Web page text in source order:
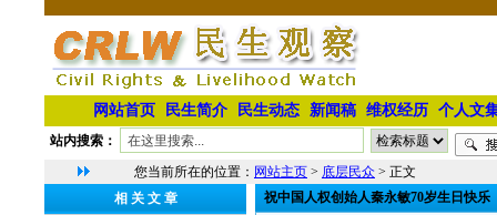
网站首页 民生简介 民生动态 新闻稿 维权经历 个人文
站内搜索：
您当前所在的位置： 网站主页 > 底层民众 > 正文
相 关 文 章
祝中国人权创始人秦永敏70岁生日快乐